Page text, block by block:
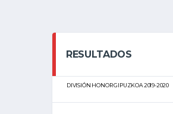
RESULTADOS
DIVISIÓN HONOR GIPUZKOA 2019-2020